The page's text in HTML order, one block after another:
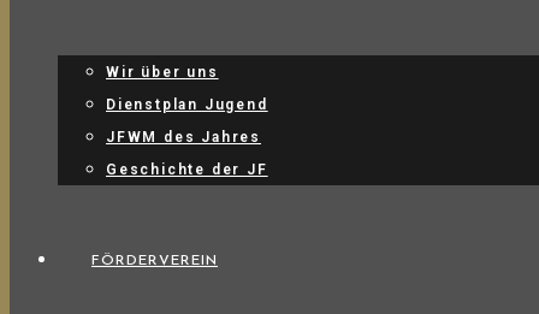
Wir über uns
Dienstplan Jugend
JFWM des Jahres
Geschichte der JF
FÖRDERVEREIN